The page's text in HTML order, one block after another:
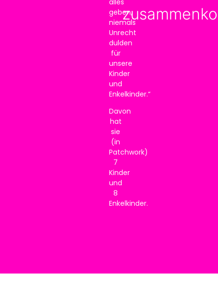
geben,
niemals
Unrecht
dulden
für
unsere
Kinder
und
Enkelkinder.“
Davon
hat
sie
(in
Patchwork)
7
Kinder
und
8
Enkelkinder.